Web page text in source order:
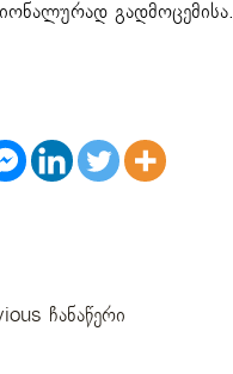
გადმოცემისა.
ჩანაწერი